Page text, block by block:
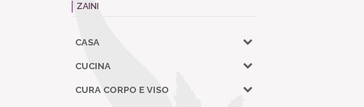
ZAINI
CASA
CUCINA
CURA CORPO E VISO